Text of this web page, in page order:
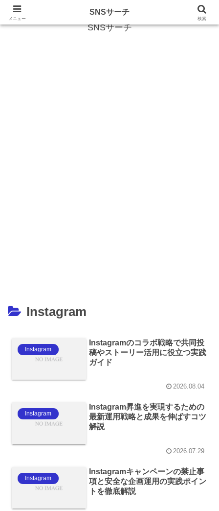
SNSサーチ
Instagram
Instagram
Instagramのコラボ戦略で共同投
稿やストーリー活用に役立つ実践
ガイド
2026.08.04
Instagram
Instagram昇進を実現するための
最新運用戦略と成果を伸ばすコツ
解説
2026.07.29
Instagram
Instagramキャンペーンの禁止事
項と安全な企画運用の実践ポイン
トを徹底解説
メニュー
SNSサーチ
検索